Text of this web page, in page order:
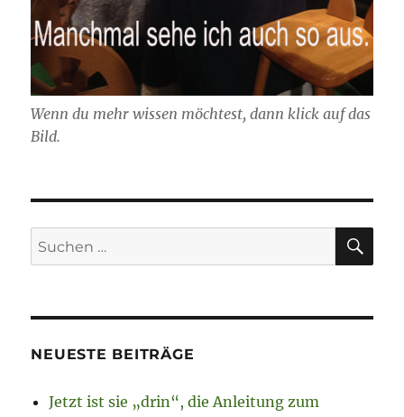
Wenn du mehr wissen möchtest, dann klick auf das
Bild.
Suchen
nach:
NEUESTE BEITRÄGE
Jetzt ist sie „drin“, die Anleitung zum